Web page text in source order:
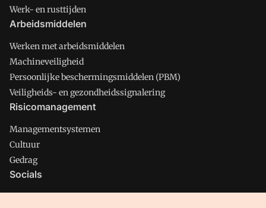
Werk- en rusttijden
Arbeidsmiddelen
Werken met arbeidsmiddelen
Machineveiligheid
Persoonlijke beschermingsmiddelen (PBM)
Veiligheids- en gezondheidssignalering
Risicomanagement
Managementsystemen
Cultuur
Gedrag
Socials